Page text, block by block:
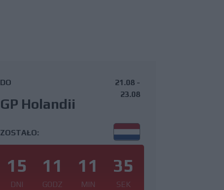
DO
GP Holandii
21.08 -
23.08
ZOSTAŁO:
15
DNI
11
GODZ
11
MIN
34
SEK